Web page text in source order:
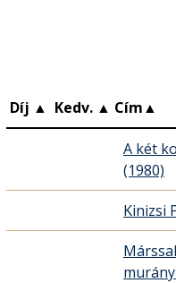
Díj ▲ Kedv. ▲ Cím▲
A két
(1980)
Kinizsi